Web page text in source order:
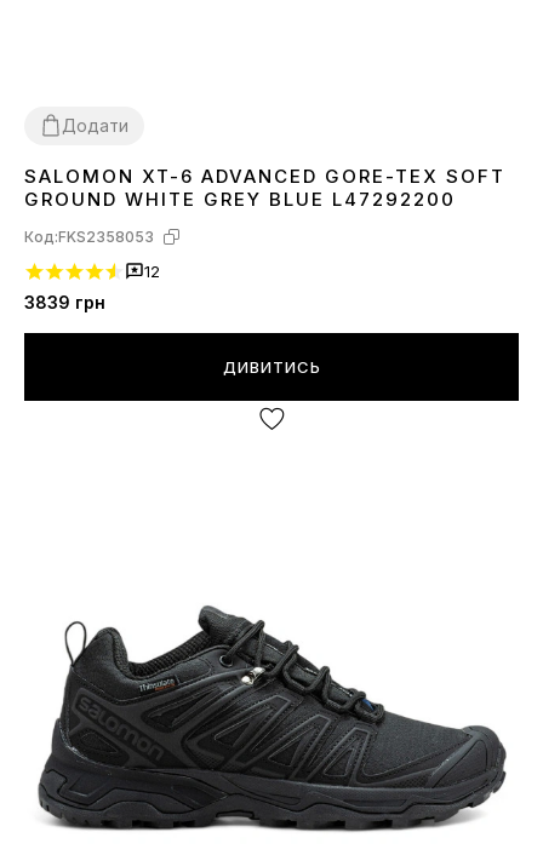
Додати
4041 42 43 44 45
SALOMON XT-6 ADVANCED GORE-TEX SOFT
GROUND WHITE GREY BLUE L47292200
Код:FKS2358053
12
3839 грн
ДИВИТИСЬ